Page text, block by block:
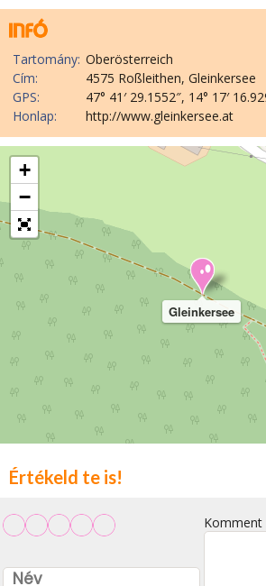
Tartomány: Oberösterreich
Cím:
4575 Roßleithen, Gleinkersee
GPS:
47° 41′ 29.1552″, 14° 17′
Honlap:
http://www.gleinkersee.at
Gleinkersee
+
−
Értékeld te is!
Komment